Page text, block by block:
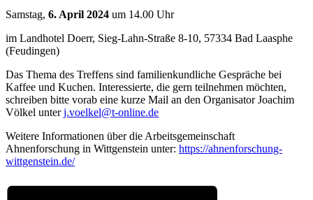
Samstag, 6. April 2024 um 14.00 Uhr
im Landhotel Doerr, Sieg-Lahn-Straße 8-10, 57334 Bad Laasphe
(Feudingen)
Das Thema des Treffens sind familienkundliche Gespräche bei
Kaffee und Kuchen. Interessierte, die gern teilnehmen möchten,
schreiben bitte vorab eine kurze Mail an den Organisator Joachim
Völkel unterj.voelkel@t-online.de
Weitere Informationen über die Arbeitsgemeinschaft
Ahnenforschung in Wittgenstein unter: https://ahnenforschung-
wittgenstein.de/